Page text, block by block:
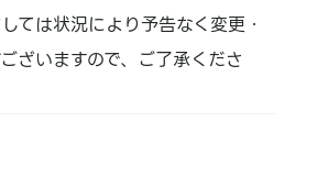
ては状況により予告なく変更・
ざいますので、ご了承くださ